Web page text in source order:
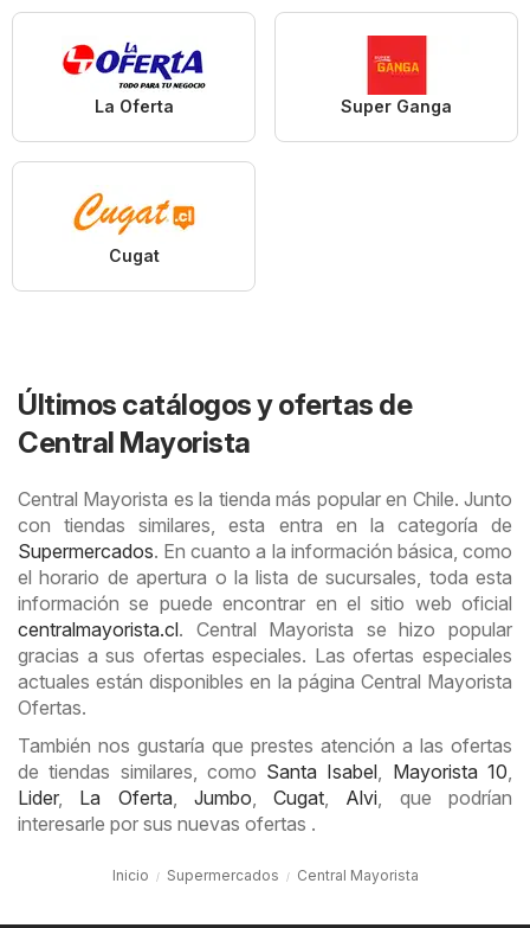
La Oferta Super Ganga
Cugat
Últimos catálogos y ofertas de
Central Mayorista
Central Mayorista es la tienda más popular en Chile. Junto
con tiendas similares, esta entra en la categoría de
Supermercados. En cuanto a la información básica, como
el horario de apertura o la lista de sucursales, toda esta
información se puede encontrar en el sitio web oficial
centralmayorista.cl. Central Mayorista se hizo popular
gracias a sus ofertas especiales. Las ofertas especiales
actuales están disponibles en la página Central Mayorista
Ofertas.
También nos gustaría que prestes atención a las ofertas
de tiendas similares, como Santa Isabel, Mayorista 10,
Lider, La Oferta, Jumbo,Cugat, Alvi, que podrían
interesarle por sus nuevas ofertas .
Inicio Supermercados Central Mayorista